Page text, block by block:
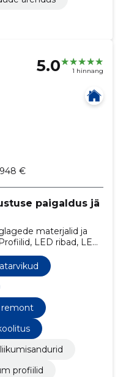
5.0 1 hinnang
€
paigaldus jä
materjalid ja
LED ribad, LED
LED
12 - 24V
remont
liikumisandurid
profiilid